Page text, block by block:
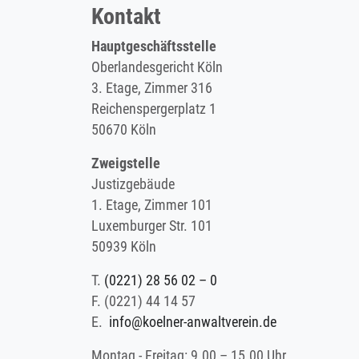
Kontakt
Hauptgeschäftsstelle
Oberlandesgericht Köln
3. Etage, Zimmer 316
Reichenspergerplatz 1
50670 Köln
Zweigstelle
Justizgebäude
1. Etage, Zimmer 101
Luxemburger Str. 101
50939 Köln
T. (0221) 28 56 02 – 0
F. (0221) 44 14 57
E. info@koelner-anwaltverein.de
Montag - Freitag: 9.00 – 15.00 Uhr